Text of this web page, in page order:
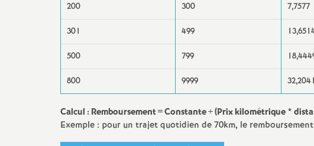
O
r
200 300 7,7577
301 499
500 799
800 9999 32,2041
Calcul : Remboursement = Constante + (Prix kilométrique *
Exemple : pour un trajet quotidien de 70km, le